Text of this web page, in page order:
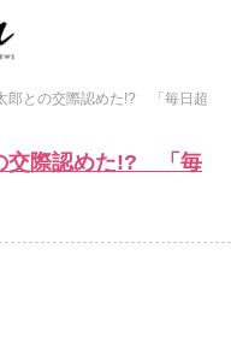
郎との交際認めた!? 「毎日超
交際認めた!? 「毎